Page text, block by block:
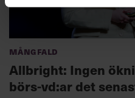
Mångfald
Allbright: Ingen
börs-vd:ar det